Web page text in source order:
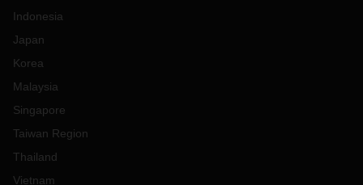
Indonesia
Japan
Korea
Malaysia
Singapore
Taiwan Region
Thailand
Vietnam